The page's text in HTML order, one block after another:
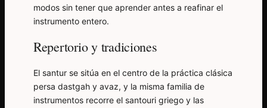
modos sin tener que aprender antes a reafinar el
instrumento entero.
Repertorio y tradiciones
El santur se sitúa en el centro de la práctica clásica
persa dastgah y avaz, y la misma familia de
instrumentos recorre el santouri griego y las